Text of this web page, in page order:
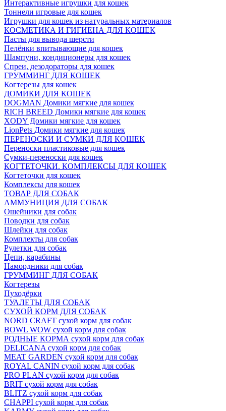
Интерактивные игрушки для кошек
Тоннели игровые для кошек
Игрушки для кошек из натуральных материалов
КОСМЕТИКА И ГИГИЕНА ДЛЯ КОШЕК
Пасты для вывода шерсти
Пелёнки впитывающие для кошек
Шампуни, кондиционеры для кошек
Спреи, дезодораторы для кошек
ГРУММИНГ ДЛЯ КОШЕК
Когтерезы для кошек
ДОМИКИ ДЛЯ КОШЕК
DOGMAN Домики мягкие для кошек
RICH BREED Домики мягкие для кошек
XODY Домики мягкие для кошек
LionPets Домики мягкие для кошек
ПЕРЕНОСКИ И СУМКИ ДЛЯ КОШЕК
Переноски пластиковые для кошек
Сумки-переноски для кошек
КОГТЕТОЧКИ. КОМПЛЕКСЫ ДЛЯ КОШЕК
Когтеточки для кошек
Комплексы для кошек
ТОВАР ДЛЯ СОБАК
АММУНИЦИЯ ДЛЯ СОБАК
Ошейники для собак
Поводки для собак
Шлейки для собак
Комплекты для собак
Рулетки для собак
Цепи, карабины
Намордники для собак
ГРУММИНГ ДЛЯ СОБАК
Когтерезы
Пуходёрки
ТУАЛЕТЫ ДЛЯ СОБАК
СУХОЙ КОРМ ДЛЯ СОБАК
NORD CRAFT сухой корм для собак
BOWL WOW сухой корм для собак
РОДНЫЕ КОРМА сухой корм для собак
DELICANA сухой корм для собак
MEAT GARDEN сухой корм для собак
ROYAL CANIN сухой корм для собак
PRO PLAN сухой корм для собак
BRIT сухой корм для собак
BLITZ сухой корм для собак
CHAPPI сухой корм для собак